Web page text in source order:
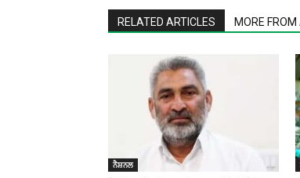
RELATED ARTICLES MORE
ਨੈਸ਼ਨਲ